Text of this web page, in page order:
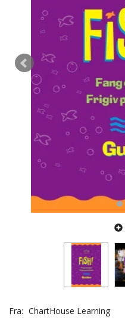
Fra: ChartHouse Learning